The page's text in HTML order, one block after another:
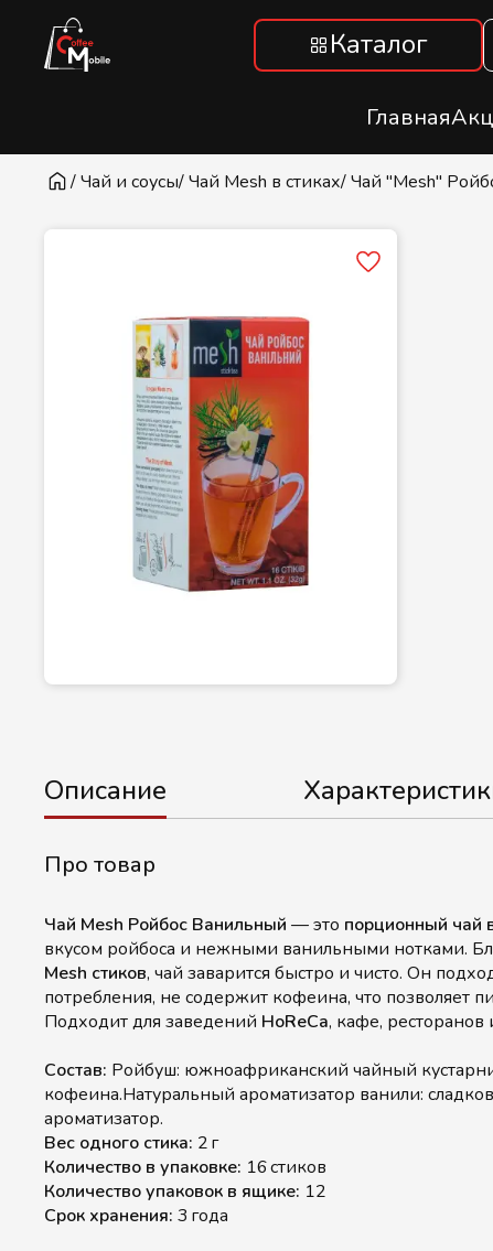
Каталог
Главная
/ Чай и соусы/ Чай Mesh в стиках/ Чай "Mesh"
Описание
Про товар
Чай Mesh Ройбос Ванильный — это порционный чай
вкусом ройбоса и нежными ванильными нотками.
Mesh стиков, чай заварится быстро и чисто. Он
потребления, не содержит кофеина, что позволяет
Подходит для заведений HoReCa, кафе, ресторанов
Состав: Ройбуш: южноафриканский чайный
кофеина.Натуральный ароматизатор ванили:
ароматизатор.
Вес одного стика: 2 г
Количество в упаковке: 16 стиков
Количество упаковок в ящике: 12
Срок хранения: 3 года